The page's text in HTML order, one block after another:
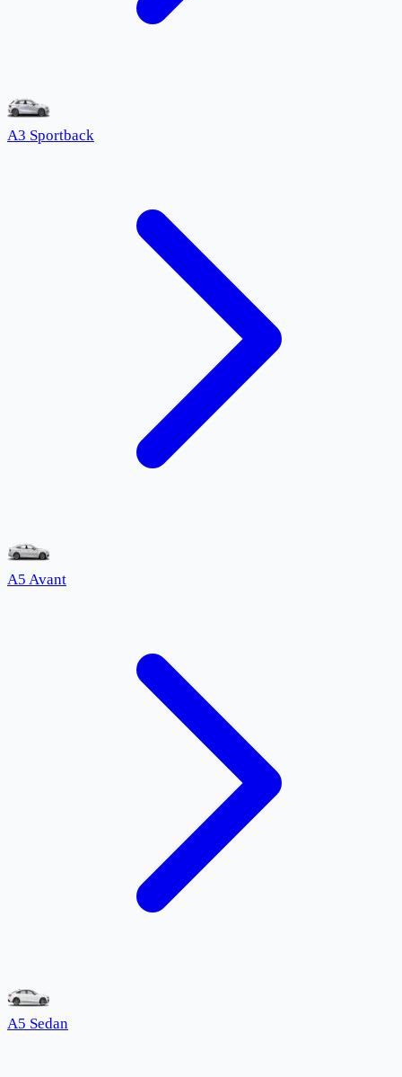
A3 Sportback
A5 Avant
A5 Sedan